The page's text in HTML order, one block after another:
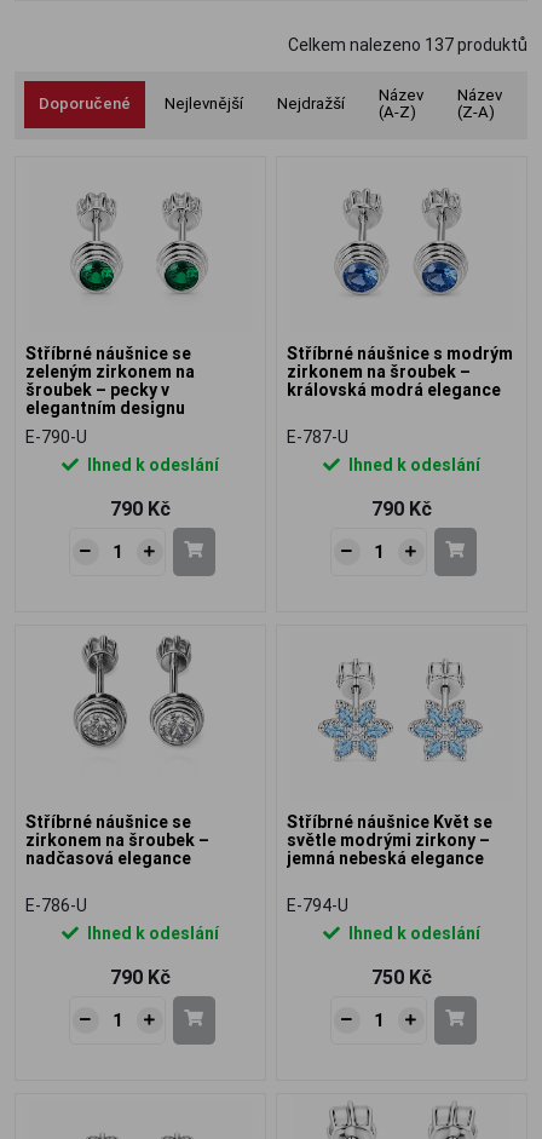
nadčasový design se hodí ke každému
Celkem nalezeno 137produktů
Doporučené Nejlevnější Nejdražší
Název
(A-Z)
Název
(Z-A)
Stříbrné náušnice se
zeleným zirkonem na
šroubek – pecky v
elegantním designu
E-790-U
Ihned k odeslání
790 Kč
Stříbrné náušnice s modrým
zirkonem na šroubek –
královská modrá elegance
E-787-U
Ihned k odeslání
790 Kč
Stříbrné náušnice se
zirkonem na šroubek –
nadčasová elegance
E-786-U
Ihned k odeslání
790 Kč
Stříbrné náušnice Květ se
světle modrými zirkony –
jemná nebeská elegance
E-794-U
Ihned k odeslání
750 Kč